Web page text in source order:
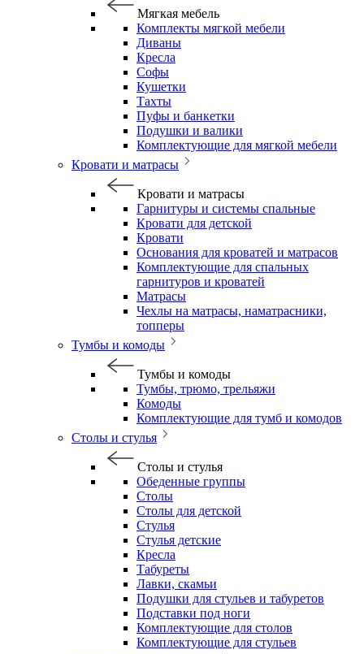
Мягкая мебель
Комплекты мягкой мебели
Диваны
Кресла
Софы
Кушетки
Тахты
Пуфы и банкетки
Подушки и валики
Комплектующие для мягкой мебели
Кровати и матрасы
Кровати и матрасы
Гарнитуры и системы спальные
Кровати для детской
Кровати
Основания для кроватей и матрасов
Комплектующие для спальных
гарнитуров и кроватей
Матрасы
Чехлы на матрасы, наматрасники,
топперы
Тумбы и комоды
Тумбы и комоды
Тумбы, трюмо, трельяжи
Комоды
Комплектующие для тумб и комодов
Столы и стулья
Столы и стулья
Обеденные группы
Столы
Столы для детской
Стулья
Стулья детские
Кресла
Табуреты
Лавки, скамьи
Подушки для стульев и табуретов
Подставки под ноги
Комплектующие для столов
Комплектующие для стульев